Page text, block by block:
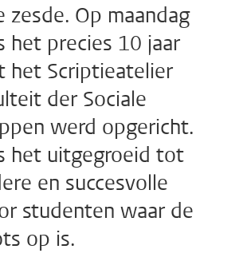
zesde. Op maandag
het precies 10 jaar
het Scriptieatelier
der Sociale
werd opgericht.
het uitgegroeid tot
en succesvolle
studenten waar de
op is.